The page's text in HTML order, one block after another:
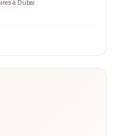
à Dubaï